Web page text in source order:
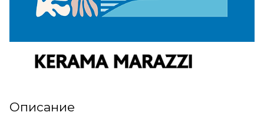
Описание